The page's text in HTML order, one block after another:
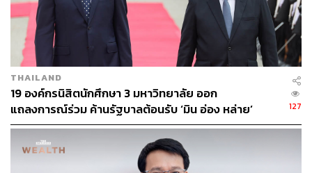
ท่าเรือสิงคโปร์มีตู้สินค้าสูงถึง 30 ล้านตู้ ขณะที่มาเลเซียมี
เพียงแค่ 14 ล้านตู้เท่านั้น
ขณะที่เมื่อนำข้อมูลจากรายงานผลศึกษาความเป็นไปได้ของ
สำนักงานนโยบายและแผนการขนส่งและจราจร (สนข.) มา
ประกอบก็จะพบว่า โครงการแลนด์บริดจ์ไม่ได้ออกแบบมา
เพื่อสินค้าไทยตั้งแต่แรก โดยในรายละเอียด มีการกล่าวถึง
ทางหลวงพิเศษ รถไฟทางคู่ 2 สาย และท่าเรือน้ำลึก 2 ฝั่ง
ขณะที่ ‘ท่อส่งน้ำมัน’ มีไว้เพื่อใช้ในกิจการท่าเรือเท่านั้น
THAILAND
19 องค์กรนิสิตนักศึกษา 3 มหาวิทยาลัย ออก
แถลงการณ์ร่วม ค้านรัฐบาลต้อนรับ ‘มิน อ่อง หล่าย’
127